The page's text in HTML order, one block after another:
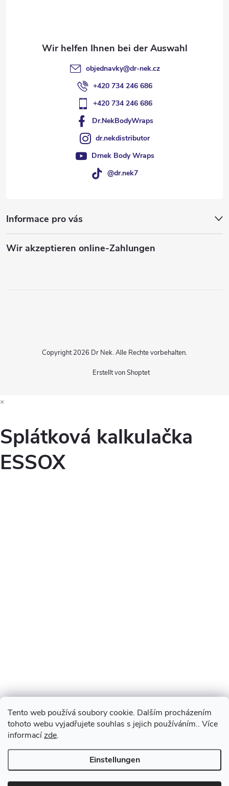
Tento web používá soubory cookie. Dalším procházením
tohoto webu vyjadřujete souhlas s jejich používáním.. Více
informacízde.
Einstellungen
objednavky@dr-nek.cz
+420 734 246 686
+420 734 246 686
Dr.NekBodyWraps
dr.nekdistributor
Drnek Body Wraps
@dr.nek7
Informace pro vás
Wir akzeptieren online-Zahlungen
Erstellt von Shoptet
Copyright 2026 Dr Nek. Alle Rechte vorbehalten.
×
Splátková kalkulačka
ESSOX